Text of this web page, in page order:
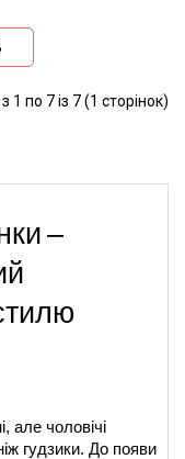
1 по 7 із 7 (1 сторінок)
–
але чоловічі
гудзики. До появи